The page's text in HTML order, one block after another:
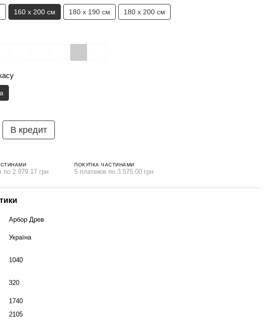
160 х 200 см 180 х 190 см 180 х 200 см
В кредит
по 2 979.17 грн
ПОКУПКА ЧАСТИНАМИ
5 платежів по 3 575.00 грн
Арбор Древ
Україна
1040
320
1740
2105